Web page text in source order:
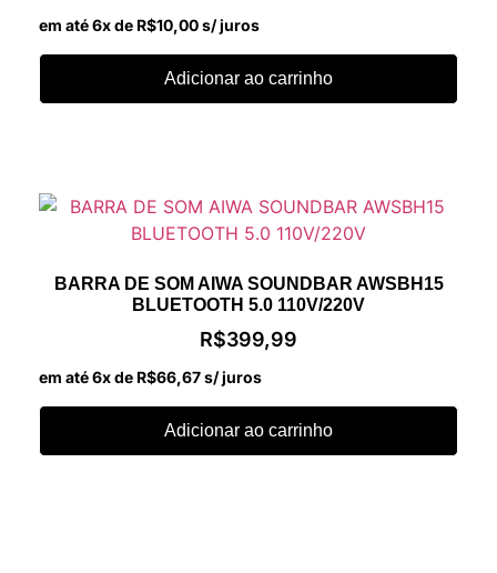
em até 6x de R$10,00s/ juros
Adicionar ao carrinho
BARRA DE SOM AIWA SOUNDBAR AWSBH15
BLUETOOTH 5.0 110V/220V
R$399,99
em até 6x de R$66,67s/ juros
Adicionar ao carrinho